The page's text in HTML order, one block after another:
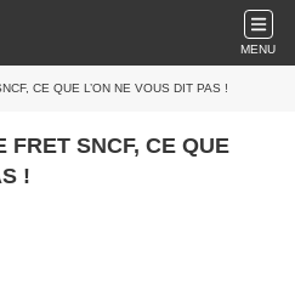
MENU
CE QUE L’ON NE VOUS DIT PAS !
FRET SNCF, CE QUE
!